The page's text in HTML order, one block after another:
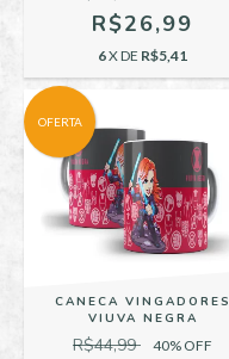
R$26,99
6X DE R$5,41
OFERTA
CANECA VINGADORES
VIUVA NEGRA
R$44,99 40% OFF